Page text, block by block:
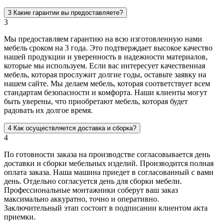
3 Какие гарантии вы предоставляете?
3
Мы предоставляем гарантию на всю изготовленную нами
мебель сроком на 3 года. Это подтверждает высокое качество
нашей продукции и уверенность в надежности материалов,
которые мы используем. Если вас интересует качественная
мебель, которая прослужит долгие годы, оставьте заявку на
нашем сайте. Мы делаем мебель, которая соответствует всем
стандартам безопасности и комфорта. Наши клиенты могут
быть уверены, что приобретают мебель, которая будет
радовать их долгое время.
4 Как осуществляется доставка и сборка?
4
По готовности заказа на производстве согласовывается день
доставки и сборки мебельных изделий. Производится полная
оплата заказа. Наша машина приедет в согласованный с вами
день. Отдельно согласуется день для сборки мебели.
Профессиональные монтажники соберут ваш заказ
максимально аккуратно, точно и оперативно.
Заключительный этап состоит в подписании клиентом акта
приемки.